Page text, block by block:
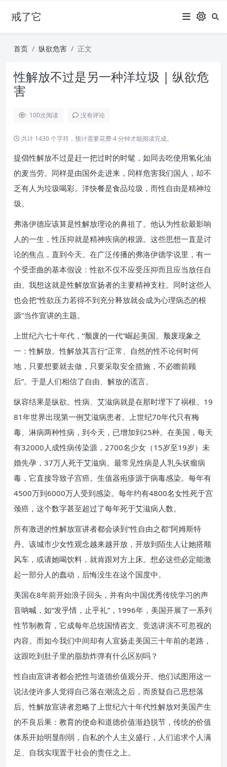
戒了它
首页 纵欲危害 正文
性解放不过是另一种洋垃圾 | 纵欲危
害
100次阅读 没有评论
共计 1430 个字符，预计需要花费 4 分钟才能阅读完成。
提倡性解放不过是赶一把过时的时髦，如同去吃使用氢化油
的麦当劳。同样是由国外走进来，同样危害我们国人，却不
乏有人为垃圾喝彩。洋快餐是食品垃圾，而性自由是精神垃
圾。
弗洛伊德应该算是性解放理论的鼻祖了。他认为性欲最影响
人的一生，性压抑就是精神疾病的根源。这些思想一直是讨
论的焦点，直到今天。在广泛传播的弗洛伊德学说里，有一
个受歪曲的基本假设：性欲不仅不应受压抑而且应当放任自
由。我想这就是性解放宣扬者的主要精神支柱。同时这些人
也会把“性欲压力若得不到充分释放就会成为心理病态的根
源”当作宣讲的主题。
上世纪六七十年代，“颓废的一代”崛起美国。颓废现象之
一：性解放。性解放其言行“正常、自然的性不论何时何
地，只要想要就去做，只要采取安全措施，不必瞻前顾
后”。于是人们相信了自由、解放的谎言。
纵容结果是纵欲。性病、艾滋病就是在那时埋下了祸根。19
81年世界出现第一例艾滋病患者。上世纪70年代只有梅
毒、淋病两种性病，到今天，已增加到25种。在美国，每天
有32000人成性病传染源，2700名少女（15岁至19岁）未
婚先孕，37万人死于艾滋病。最常见性病是人乳头状瘤病
毒，它直接导致子宫癌。生值器疱疹源于病毒感染。每年有
4500万到6000万人受到感染。每年约有4800名女性死于宫
颈癌，这个数字甚至超过了每年死于艾滋病人数。
所有激进的性解放宣讲者都会谈到“性自由之都”阿姆斯特
丹。该城市少女性观念越来越开放，开放到陌生人让她搭顺
风车，或请她喝饮料，就肯跟对方上床。想必这些必定能激
起一部分人的蠢动，后悔没生在这个国度中。
美国在8年前开始浪子回头，并有向中国优秀传统学习的声
音呐喊，如“发乎情，止乎礼”，1996年，美国开展了一系列
性节制教育，它成每年总统国情咨文、竞选讲演不可忽视的
内容。而如今我们中间却有人宣扬走美国三十年前的老路，
这跟吃到肚子里的脂肪炸弹有什么区别吗？
性自由宣讲者都会把性与道德价值观分开。他们试图用这一
说法使许多人觉得自己落在潮流之后，而质疑自己思想落
后。性解放宣讲者忽略了上世纪六十年代性解放对美国产生
的不良后果：教育的使命和道德价值渐趋脱节，传统的价值
体系开始明显削弱，自私的个人主义盛行，人们追求个人满
足、自我实现置于社会的责任之上。